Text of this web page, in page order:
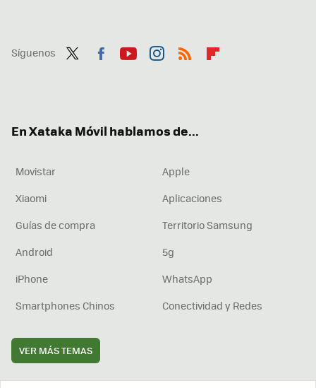
Síguenos
En Xataka Móvil hablamos de...
Movistar
Apple
Xiaomi
Aplicaciones
Guías de compra
Territorio Samsung
Android
5g
iPhone
WhatsApp
Smartphones Chinos
Conectividad y Redes
VER MÁS TEMAS